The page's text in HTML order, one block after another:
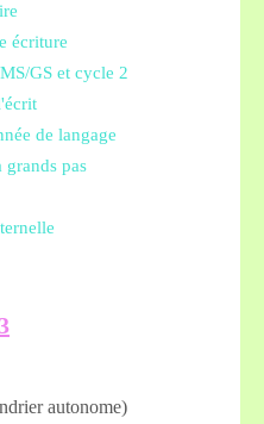
écriture
GS et cycle 2
de langage
pas
autonome)